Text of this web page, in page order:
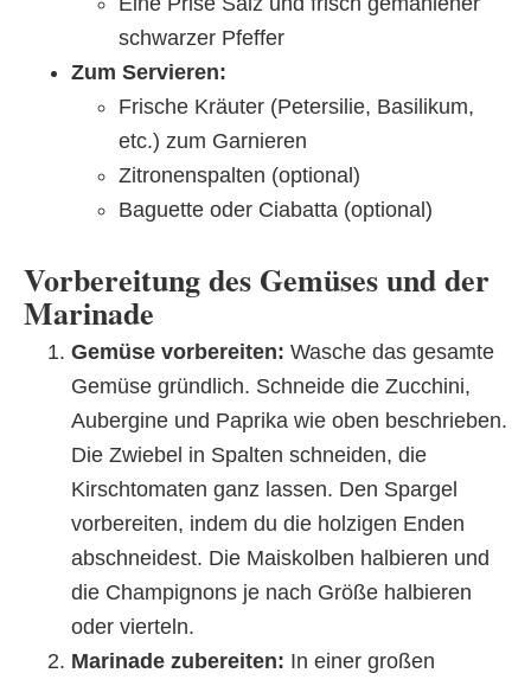
schwarzer Pfeffer
Zum Servieren:
Frische Kräuter (Petersilie, Basilikum,
etc.) zum Garnieren
Zitronenspalten (optional)
Baguette oder Ciabatta (optional)
Vorbereitung des Gemüses und der
Marinade
Gemüse vorbereiten: Wasche das gesamte
Gemüse gründlich. Schneide die Zucchini,
Aubergine und Paprika wie oben beschrieben.
Die Zwiebel in Spalten schneiden, die
Kirschtomaten ganz lassen. Den Spargel
vorbereiten, indem du die holzigen Enden
abschneidest. Die Maiskolben halbieren und
die Champignons je nach Größe halbieren
oder vierteln.
Marinade zubereiten: In einer großen